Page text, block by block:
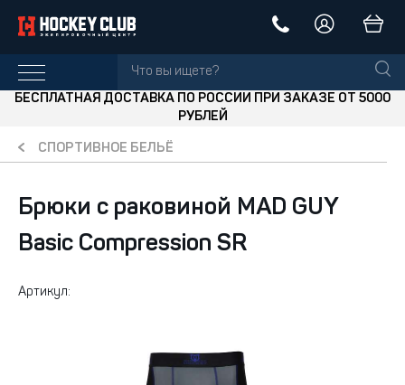
БЕСПЛАТНАЯ ДОСТАВКА ПО РОССИИ ПРИ ЗАКАЗЕ ОТ 5000
РУБЛЕЙ
СПОРТИВНОЕ БЕЛЬЁ
Брюки с раковиной MAD GUY
Basic Compression SR
Артикул: